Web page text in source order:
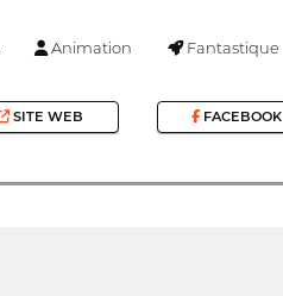
Animation Fantastique
SITE WEB FACEBOOK